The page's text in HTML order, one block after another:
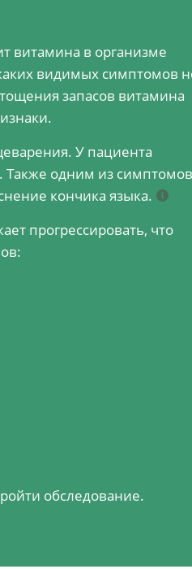
витамина в организме
видимых симптомов
запасов витамина
У пациента
Также одним из симптомов
кончика языка.
прогрессировать, что
обследование.